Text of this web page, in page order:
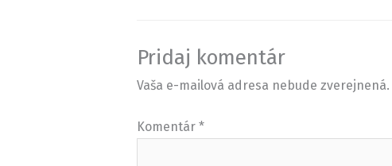
Pridaj komentár
Vaša e-mailová adresa nebude zverejnená.
Komentár *